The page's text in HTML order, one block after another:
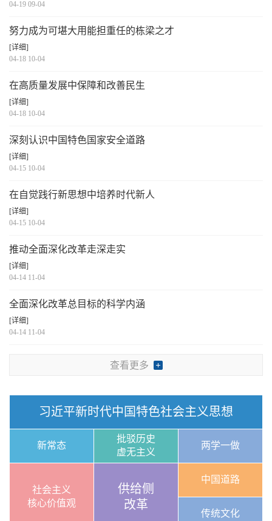
04-19 09-04
努力成为可堪大用能担重任的栋梁之才
[详细]
04-18 10-04
在高质量发展中保障和改善民生
[详细]
04-18 10-04
深刻认识中国特色国家安全道路
[详细]
04-15 10-04
在自觉践行新思想中培养时代新人
[详细]
04-15 10-04
推动全面深化改革走深走实
[详细]
04-14 11-04
全面深化改革总目标的科学内涵
[详细]
04-14 11-04
查看更多
习近平新时代中国特色社会主义思想
新常态
批驳历史
虚无主义
两学一做
社会主义
核心价值观
供给侧
改革
中国道路
传统文化